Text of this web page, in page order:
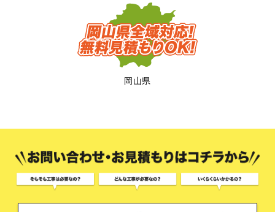
岡山県